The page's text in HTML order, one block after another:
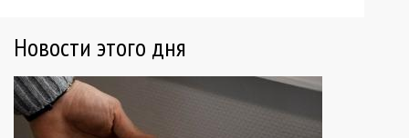
Новости этого дня